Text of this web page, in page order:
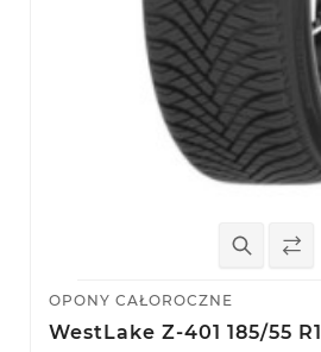
OPONY CAŁOROCZNE
WestLake Z-401 185/55